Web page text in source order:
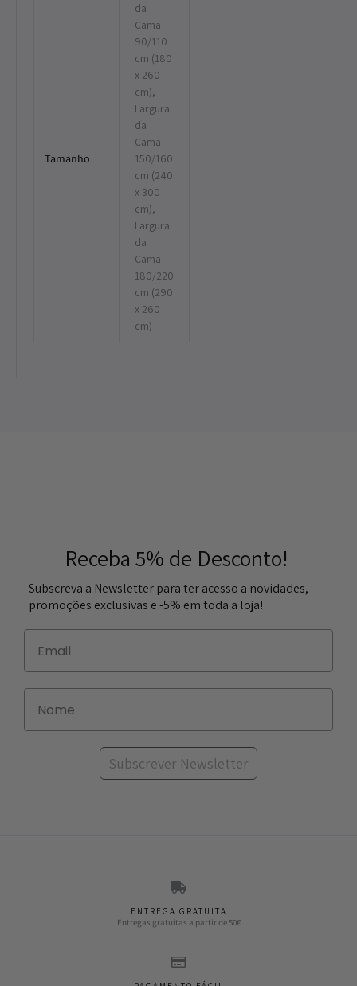
Tamanho
da
Cama
90/110
cm (180
x 260
cm),
Largura
da
Cama
150/160
cm (240
x 300
cm),
Largura
da
Cama
180/220
cm (290
x 260
cm)
Receba 5% de Desconto!
Subscreva a Newsletter para ter acesso a novidades,
promoções exclusivas e -5% em toda a loja!
Subscrever Newsletter
ENTREGA GRATUITA
Entregas gratuitas a partir de 50€